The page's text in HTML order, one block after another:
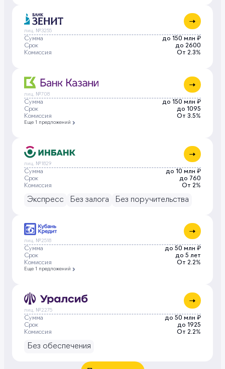
лиц. №3255
Сумма
до 150 млн ₽
Срок
до 2600
Комиссия
От 2.3%
лиц. №708
Сумма
до 150 млн ₽
Срок
до 1095
Комиссия
От 3.5%
Еще 1 предложений
лиц. №1829
Сумма
до 10 млн ₽
Срок
до 760
Комиссия
От 2%
Экспресс Без залога Без поручительства
лиц. №2518
Сумма
до 50 млн ₽
Срок
до 5 лет
Комиссия
От 2.2%
Еще 1 предложений
лиц. №2275
Сумма
до 50 млн ₽
Срок
до 1925
Комиссия
От 2.2%
Без обеспечения